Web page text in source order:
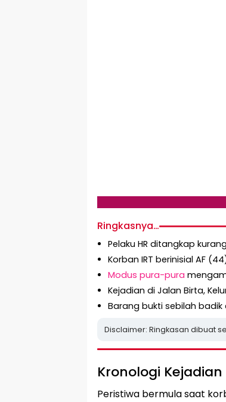
Ringkasnya…
Pelaku HR ditangkap
Korban IRT berinisial AF
Modus pura-pura
Kejadian di Jalan Birta,
Barang bukti sebilah
Disclaimer: Ringkasan dibuat
Kronologi Kejadian
Peristiwa bermula saat